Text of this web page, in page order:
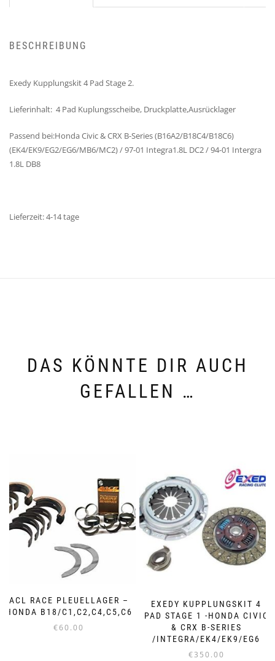
BESCHREIBUNG
Exedy Kupplungskit 4 Pad Stage 2.
Lieferinhalt: 4 Pad Kuplungsscheibe, Druckplatte,Ausrücklager
Passend bei:Honda Civic & CRX B-Series (B16A2/B18C4/B18C6)
(EK4/EK9/EG2/EG6/MB6/MC2) / 97-01 Integra1.8L DC2 / 94-01 Intergra
1.8L DB8
Lieferzeit: 4-14 tage
DAS KÖNNTE DIR AUCH
GEFALLEN …
ACL RACE PLEUELLAGER –
HONDA B18/C1,C2,C4,C5,C6
€60.00
EXEDY KUPPLUNGSKIT 4
PAD STAGE 1 -HONDA CIVIC
& CRX B-SERIES
/INTEGRA/EK4/EK9/EG6
€350.00